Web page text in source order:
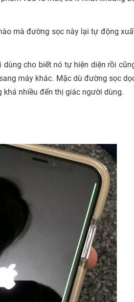
mà đường sọc này lại tự động
cho biết nó tự hiện diện rồi
máy khác. Mặc dù đường sọc
khá nhiều đến thị giác người dùng.